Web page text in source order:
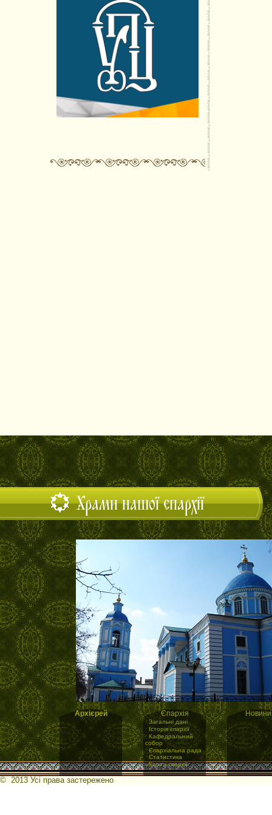
Храми нашої єпархії
Архієрей Єпархія
·Загальні дані
·Історія єпархії
·Кафедральний
собор
·Єпархіальна рада
·Статистика
·Карта єпархії
Новини
© 2013 Усі права застережено